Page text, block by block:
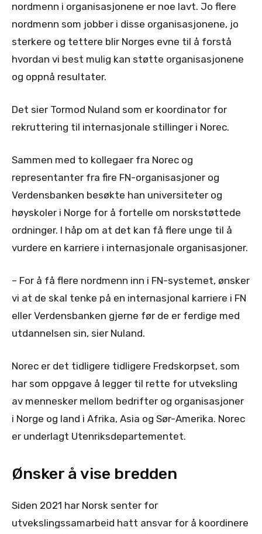
nordmenn i organisasjonene er noe lavt. Jo flere
nordmenn som jobber i disse organisasjonene, jo
sterkere og tettere blir Norges evne til å forstå
hvordan vi best mulig kan støtte organisasjonene
og oppnå resultater.
Det sier Tormod Nuland som er koordinator for
rekruttering til internasjonale stillinger i Norec.
Sammen med to kollegaer fra Norec og
representanter fra fire FN-organisasjoner og
Verdensbanken besøkte han universiteter og
høyskoler i Norge for å fortelle om norskstøttede
ordninger. I håp om at det kan få flere unge til å
vurdere en karriere i internasjonale organisasjoner.
– For å få flere nordmenn inn i FN-systemet, ønsker
vi at de skal tenke på en internasjonal karriere i FN
eller Verdensbanken gjerne før de er ferdige med
utdannelsen sin, sier Nuland.
Norec er det tidligere tidligere Fredskorpset, som
har som oppgave å legger til rette for utveksling
av mennesker mellom bedrifter og organisasjoner
i Norge og land i Afrika, Asia og Sør-Amerika. Norec
er underlagt Utenriksdepartementet.
Ønsker å vise bredden
Siden 2021 har Norsk senter for
utvekslingssamarbeid hatt ansvar for å koordinere